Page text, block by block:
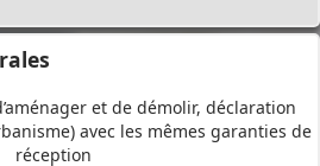
d’urbanisme
et de démolir, déclaration
réception
dossier qu’un dépôt par papier.